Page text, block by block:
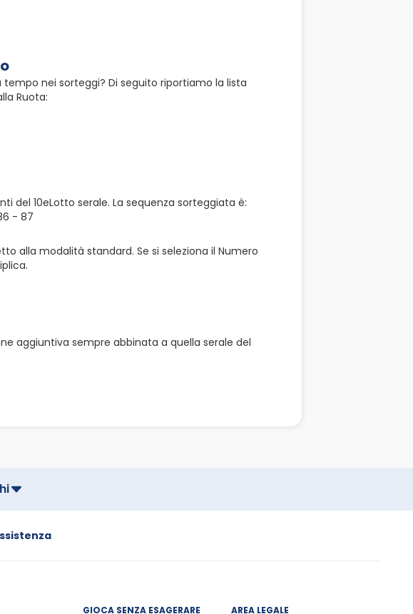
nei sorteggi? Di seguito riportiamo la lista
Ruota:
del 10eLotto serale. La sequenza sorteggiata è:
- 87
alla modalità standard. Se si seleziona il Numero
aggiuntiva sempre abbinata a quella serale del
GIOCA SENZA ESAGERARE AREA LEGALE